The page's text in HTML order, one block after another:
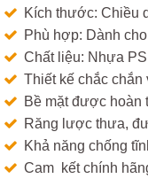
Kích thước: Chiều
Phù hợp: Dành
Chất liệu: Nhựa
Thiết kế chắc chắn
Bề mặt được hoàn
Răng lược thưa,
Khả năng chống
Cam kết chính